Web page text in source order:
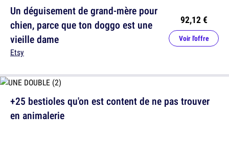
+25 bestioles qu'on est content de ne pas trouver
en animalerie
Un déguisement de grand-mère pour
chien, parce que ton doggo est une
vieille dame
Etsy
92,12 €
Voir l'offre